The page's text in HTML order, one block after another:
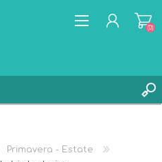
(0)
Primavera - Estate